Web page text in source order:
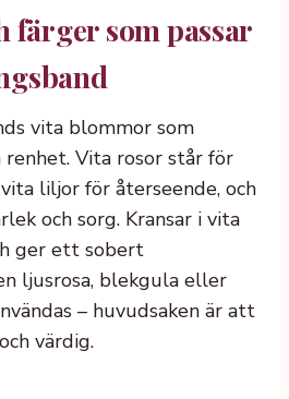
färger som passar
vita blommor som
Vita rosor står för
liljor för återseende, och
och sorg. Kransar i vita
ger ett sobert
ljusrosa, blekgula eller
– huvudsaken är att
värdig.